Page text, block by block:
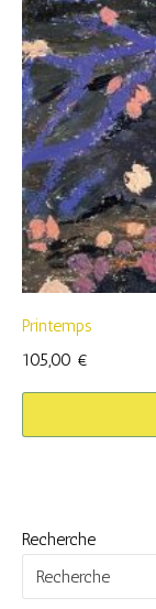
Printemps
105,00 €
Recherche